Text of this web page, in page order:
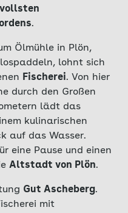
.
Ölmühle in Plön,
lohnt sich
Fischerei. Von hier
durch den Großen
lädt das
kulinarischen
auf das Wasser.
eine Pause und einen
Altstadt von Plön.
Gut Ascheberg.
mit